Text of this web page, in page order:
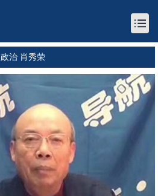
政治 肖秀荣